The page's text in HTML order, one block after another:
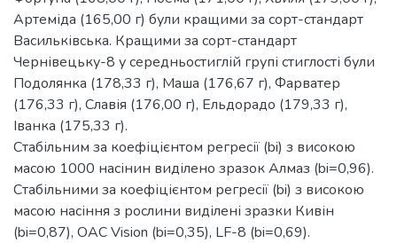
Артеміда (165,00 г) були кращими за сорт-стандарт
Васильківська. Кращими за сорт-стандарт
Чернівецьку-8 у середньостиглій групі стиглості були
Подолянка (178,33 г), Маша (176,67 г), Фарватер
(176,33 г), Славія (176,00 г), Ельдорадо (179,33 г),
Іванка (175,33 г).
Стабільним за коефіцієнтом регресії (bi) з високою
масою 1000 насінин виділено зразок Алмаз (bi=0,96).
Стабільними за коефіцієнтом регресії (bi) з високою
масою насіння з рослини виділені зразки Кивін
(bi=0,87), OAC Vision (bi=0,35), LF-8 (bi=0,69).